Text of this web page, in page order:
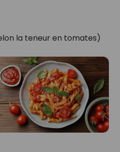
la teneur en tomates)